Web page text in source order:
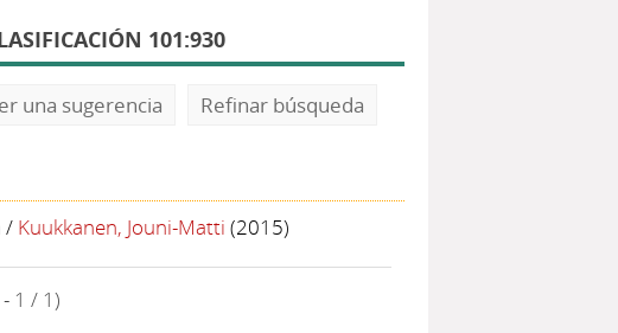
101:930
una sugerencia
Refinar búsqueda
/ Kuukkanen, Jouni-Matti (2015)
1 / 1)